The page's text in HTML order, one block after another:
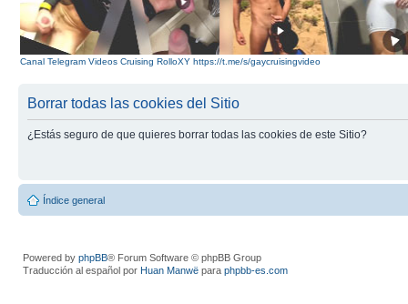
Canal Telegram Videos Cruising RolloXY https://t.me/s/gaycruisingvideo
Borrar todas las cookies del Sitio
¿Estás seguro de que quieres borrar todas las cookies de este Sitio?
Índice general
Powered by phpBB® Forum Software © phpBB Group
Traducción al español por Huan Manwë para phpbb-es.com